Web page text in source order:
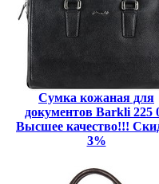
Сумка кожаная для
документов Barkli 225
Высшее качество!!!
3%